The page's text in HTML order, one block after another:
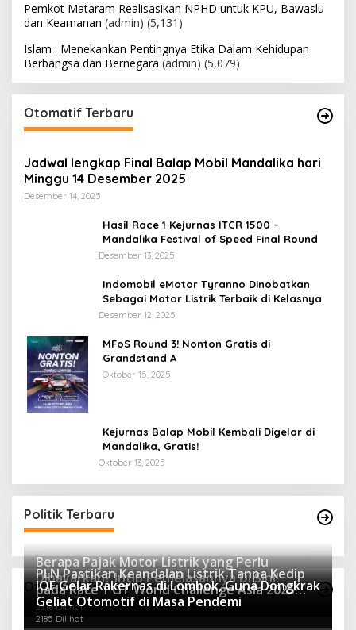
Pemkot Mataram Realisasikan NPHD untuk KPU, Bawaslu
dan Keamanan (admin) (5,131)
Islam : Menekankan Pentingnya Etika Dalam Kehidupan
Berbangsa dan Bernegara (admin) (5,079)
Otomatif Terbaru
Jadwal lengkap Final Balap Mobil Mandalika hari
Minggu 14 Desember 2025
Desember 14, 2025
Hasil Race 1 Kejurnas ITCR 1500 –
Mandalika Festival of Speed Final Round
Desember 13, 2025
Indomobil eMotor Tyranno Dinobatkan
Sebagai Motor Listrik Terbaik di Kelasnya
Desember 12, 2025
MFoS Round 3! Nonton Gratis di
Grandstand A
Oktober 15, 2025
Kejurnas Balap Mobil Kembali Digelar di
Mandalika, Gratis!
Oktober 13, 2025
Politik Terbaru
Otomotif Terpopuler
Berapa Pajak Motor Listrik yang Perlu
Dibayarkan? Intip Penjelasannya Di Sini!
2431 Dilihat
PLN Pastikan Keandalan Listrik Tanpa Kedip
pada Race 1 GT World Challenge Asia 2025
Mandalika
2216 Dilihat
IOF Gelar Rakernas di Lombok, Guna Dongkrak
Geliat Otomotif di Masa Pendemi
2185 Dilihat